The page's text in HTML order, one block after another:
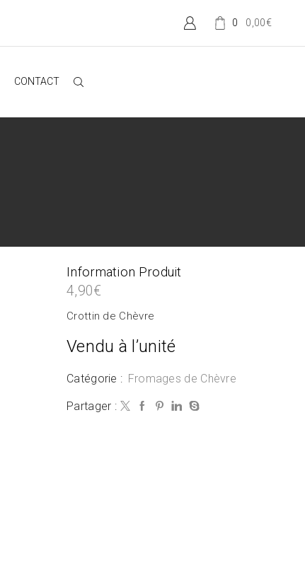
0 0,00€
CONTACT
Information Produit
4,90€
Crottin de Chèvre
Vendu à l’unité
Catégorie : Fromages de Chèvre
Partager :